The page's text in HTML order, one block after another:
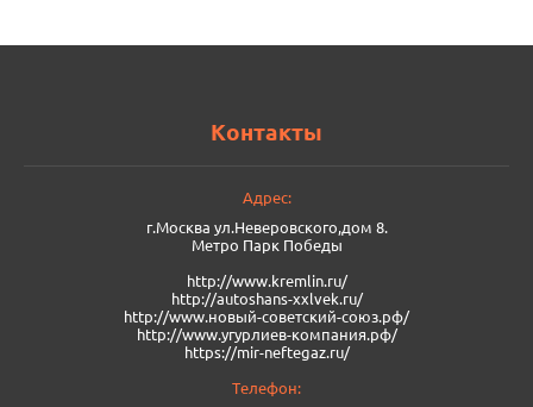
Контакты
Адрес:
г.Москва ул.Неверовского,дом 8.
Метро Парк Победы
http://www.kremlin.ru/
http://autoshans-xxlvek.ru/
​http://www.новый-советский-союз.рф/
http://www.угурлиев-компания.рф/
https://mir-neftegaz.ru/
Телефон: